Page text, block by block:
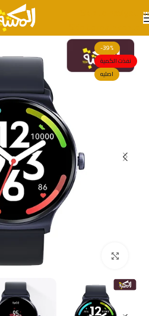
Skip to navigation
Skip to main content
-39%
نفذت الكمية
اصليه